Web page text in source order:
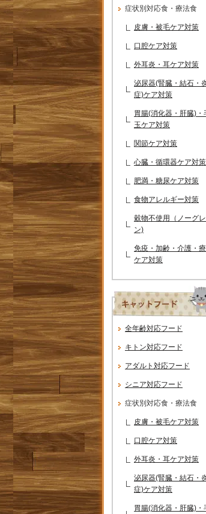
症状別対応食・療法食
皮膚・被毛ケア対策
口腔ケア対策
外耳炎・耳ケア対策
泌尿器(腎臓・結石・
症)ケア対策
胃腸(消化器・肝臓)・
玉ケア対策
関節ケア対策
心臓・循環器ケア対策
肥満・糖尿ケア対策
食物アレルギー対策
穀物不使用（ノーグ
ン)
免疫・加齢・介護・
ケア対策
全年齢対応フード
キトン対応フード
アダルト対応フード
シニア対応フード
症状別対応食・療法食
皮膚・被毛ケア対策
口腔ケア対策
外耳炎・耳ケア対策
泌尿器(腎臓・結石・
症)ケア対策
胃腸(消化器・肝臓)・